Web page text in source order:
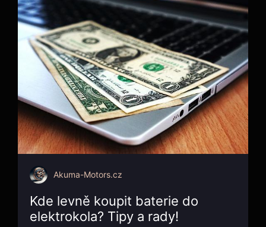
Akuma-Motors.cz
Kde levně koupit baterie do
elektrokola? Tipy a rady!